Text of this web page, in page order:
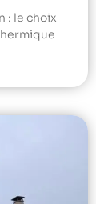
: le choix